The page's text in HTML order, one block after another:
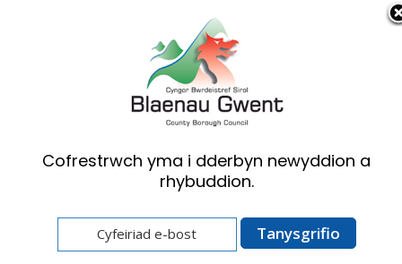
Cymraeg English
Newyddion
uchelgeisiol i gefnogi pobl ifanc sydd â phrofiad o
ofal
Cofrestrwch yma i dderbyn newyddion a
rhybuddion.